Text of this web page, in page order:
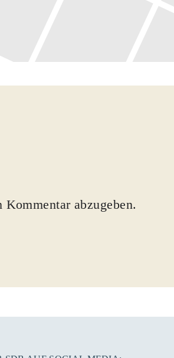
Kommentar abzugeben.